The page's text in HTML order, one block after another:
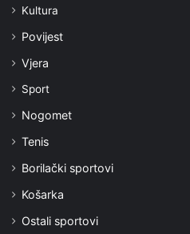
Kultura
Povijest
Vjera
Sport
Nogomet
Tenis
Borilački sportovi
Košarka
Ostali sportovi